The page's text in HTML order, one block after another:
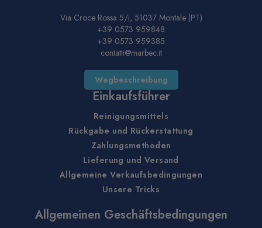
Via Croce Rossa 5/i, 51037 Montale (PT)
+39 0573 959848
+39 0573 959385
contatti@marbec.it
Wegbeschreibung
Einkaufsführer
Reinigungsmittels
Rückgabe und Rückerstattung
Zahlungsmethoden
Lieferung und Versand
Allgemeine Verkaufsbedingungen
Unsere Tricks
Allgemeinen Geschäftsbedingungen